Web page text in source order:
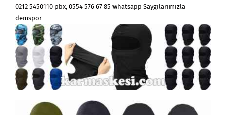
0212 5450110 pbx, 0554 576 67 85 whatsapp Saygılarımızla
demspor